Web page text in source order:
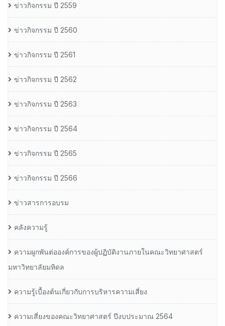
ข่าวกิจกรรม ปี 2559
ข่าวกิจกรรม ปี 2560
ข่าวกิจกรรม ปี 2561
ข่าวกิจกรรม ปี 2562
ข่าวกิจกรรม ปี 2563
ข่าวกิจกรรม ปี 2564
ข่าวกิจกรรม ปี 2565
ข่าวกิจกรรม ปี 2566
ข่าวสารการอบรม
คลังความรู้
ความผูกพันต่อองค์การของผู้ปฏิบัติงานภายในคณะวิทยาศาสตร์
มหาวิทยาลัยมหิดล
ความรู้เบื้องต้นเกี่ยวกับการบริหารความเสี่ยง
ความเสี่ยงของคณะวิทยาศาสตร์ ปีงบประมาณ 2564